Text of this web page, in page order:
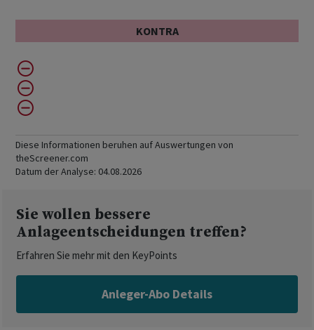
KONTRA
Diese Informationen beruhen auf Auswertungen von
theScreener.com
Datum der Analyse: 04.08.2026
Sie wollen bessere
Anlageentscheidungen treffen?
Erfahren Sie mehr mit den KeyPoints
Anleger-Abo Details